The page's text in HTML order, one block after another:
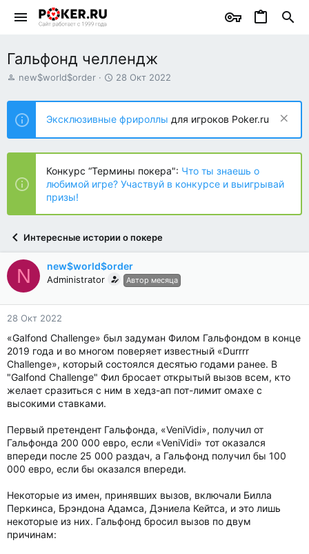
Гальфонд челлендж
А
т
о
р
т
е
ы
new$world$order
Д
т
н
а
ч
л
а
28 Окт 2022
Эксклюзивные фрироллы для игроков Poker.ru
Конкурс “Термины покера": Что ты знаешь о
любимой игре? Участвуй в конкурсе и выигрывай
призы!
Интересные истории о покере
N new$world$order
Administrator Автор месяца
28 Окт 2022
«Galfond Challenge» был задуман Филом Гальфондом в конце
2019 года и во многом поверяет известный «Durrrr
Challenge», который состоялся десятью годами ранее. В
"Galfond Challenge" Фил бросает открытый вызов всем, кто
желает сразиться с ним в хедз-ап пот-лимит омахе с
высокими ставками.
Первый претендент Гальфонда, «VeniVidi», получил от
Гальфонда 200 000 евро, если «VeniVidi» тот оказался
впереди после 25 000 раздач, а Гальфонд получил бы 100
000 евро, если бы оказался впереди.
Некоторые из имен, принявших вызов, включали Билла
Перкинса, Брэндона Адамса, Дэниела Кейтса, и это лишь
некоторые из них. Гальфонд бросил вызов по двум
причинам: